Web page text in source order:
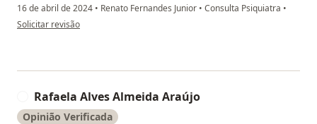
16 de abril de 2024 • Renato Fernandes Junior • Consulta Psiquiatra •
na opinião do utilizador Samuel
Solicitar revisão
Rafaela Alves Almeida Araújo
Opinião Verificada